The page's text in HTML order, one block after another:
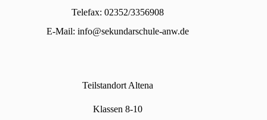
Telefax: 02352/3356908
E-Mail: info@sekundarschule-anw.de
Teilstandort Altena
Klassen 8-10